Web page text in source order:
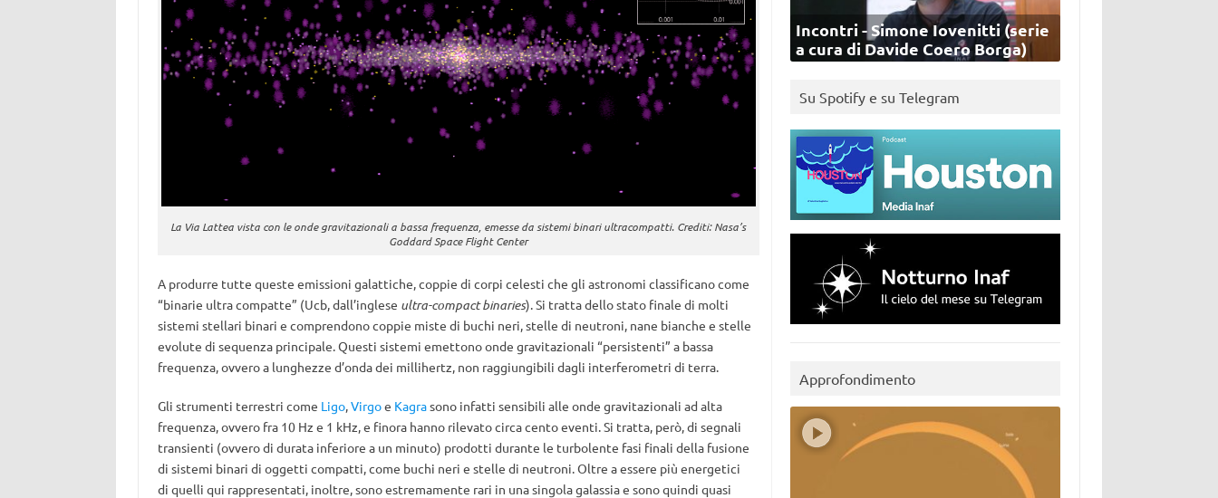
La Via Lattea vista con le onde gravitazionali a bassa frequenza, emesse da sistemi binari ultracompatti. Crediti: Nasa’s
Goddard Space Flight Center
A produrre tutte queste emissioni galattiche, coppie di corpi celesti che gli astronomi classificano come
“binarie ultra compatte” (Ucb, dall’inglese ultra-compact binaries). Si tratta dello stato finale di molti
sistemi stellari binari e comprendono coppie miste di buchi neri, stelle di neutroni, nane bianche e stelle
evolute di sequenza principale. Questi sistemi emettono onde gravitazionali “persistenti” a bassa
frequenza, ovvero a lunghezze d’onda dei millihertz, non raggiungibili dagli interferometri di terra.
Gli strumenti terrestri come Ligo,Virgoe Kagrasono infatti sensibili alle onde gravitazionali ad alta
frequenza, ovvero fra 10 Hz e 1 kHz, e finora hanno rilevato circa cento eventi. Si tratta, però, di segnali
transienti (ovvero di durata inferiore a un minuto) prodotti durante le turbolente fasi finali della fusione
di sistemi binari di oggetti compatti, come buchi neri e stelle di neutroni. Oltre a essere più energetici
di quelli qui rappresentati, inoltre, sono estremamente rari in una singola galassia e sono quindi quasi
Incontri - Simone Iovenitti (serie
a cura di Davide Coero Borga)
Su Spotify e su Telegram
Approfondimento